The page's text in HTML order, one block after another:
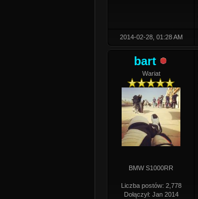
2014-02-28, 01:28 AM
bart
Wariat
BMW S1000RR
Liczba postów: 2,778
Dołączył: Jan 2014